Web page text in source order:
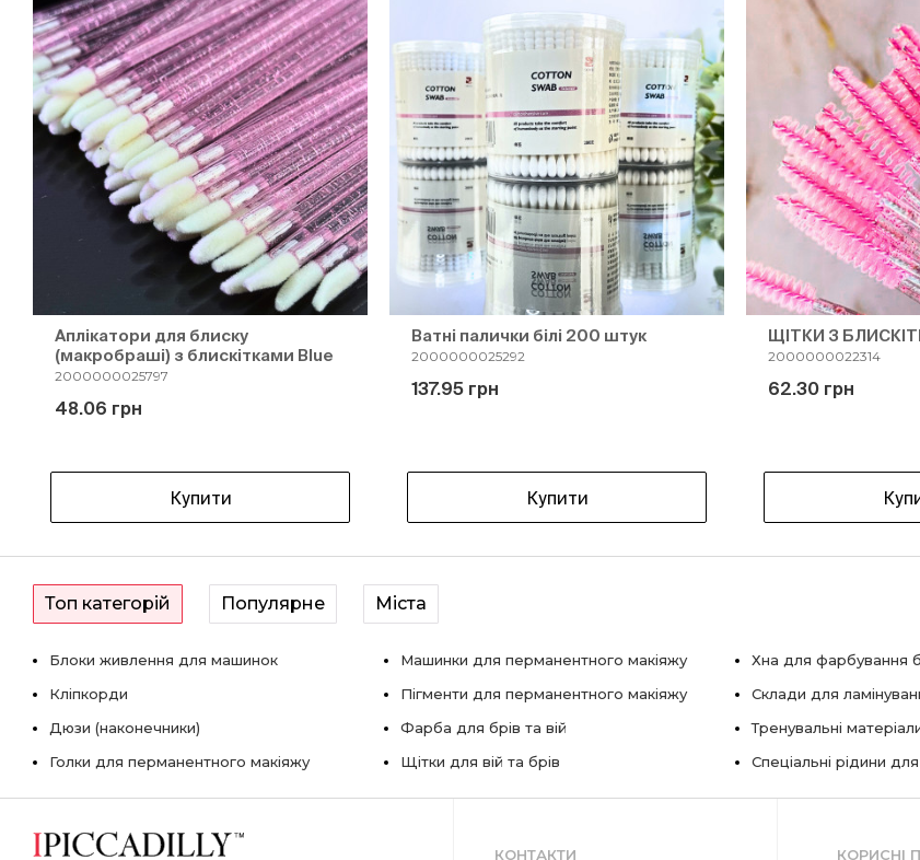
Аплікатори для блиску
(макробраші) з блискітками Blue
2000000025797
48.06 грн
Купити
Ватні палички білі 200 штук
2000000025292
137.95 грн
Купити
ЩІТКИ З
2000000022314
62.30 грн
Топ категорій Популярне Міста
Блоки живлення для машинок
Кліпкорди
Дюзи (наконечники)
Голки для перманентного макіяжу
Машинки для перманентного макіяжу
Пігменти для перманентного макіяжу
Фарба для брів та вій
Щітки для вій та брів
Хна для фарбування
Склади для
Тренувальні
Спеціальні рідини
КОНТАКТИ КОРИСНІ